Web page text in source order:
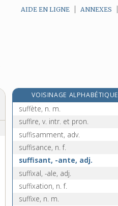
AIDE EN LIGNE ANNEXES
VOISINAGE ALPHABÉTIQUE
sueur, n. f.
suffète, n. m.
suffire, v. intr. et pron.
suffisamment, adv.
suffisance, n. f.
suffisant, -ante, adj.
suffixal, -ale, adj.
suffixation, n. f.
suffixe, n. m.